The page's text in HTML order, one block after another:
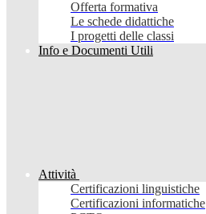
Offerta formativa
Le schede didattiche
I progetti delle classi
Info e Documenti Utili
Attività
Certificazioni linguistiche
Certificazioni informatiche